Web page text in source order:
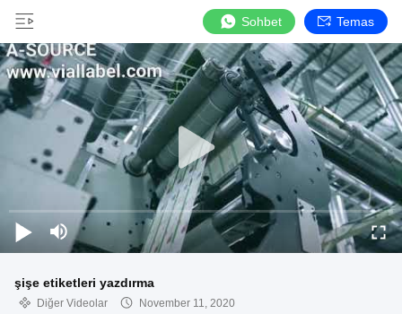
Sohbet Temas
şişe etiketleri yazdırma
Diğer Videolar
November 11, 2020